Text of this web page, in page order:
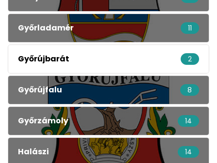
Győrladamér 11
Győrújbarát 2
Győrújfalu 8
Győrzámoly 14
Halászi 14